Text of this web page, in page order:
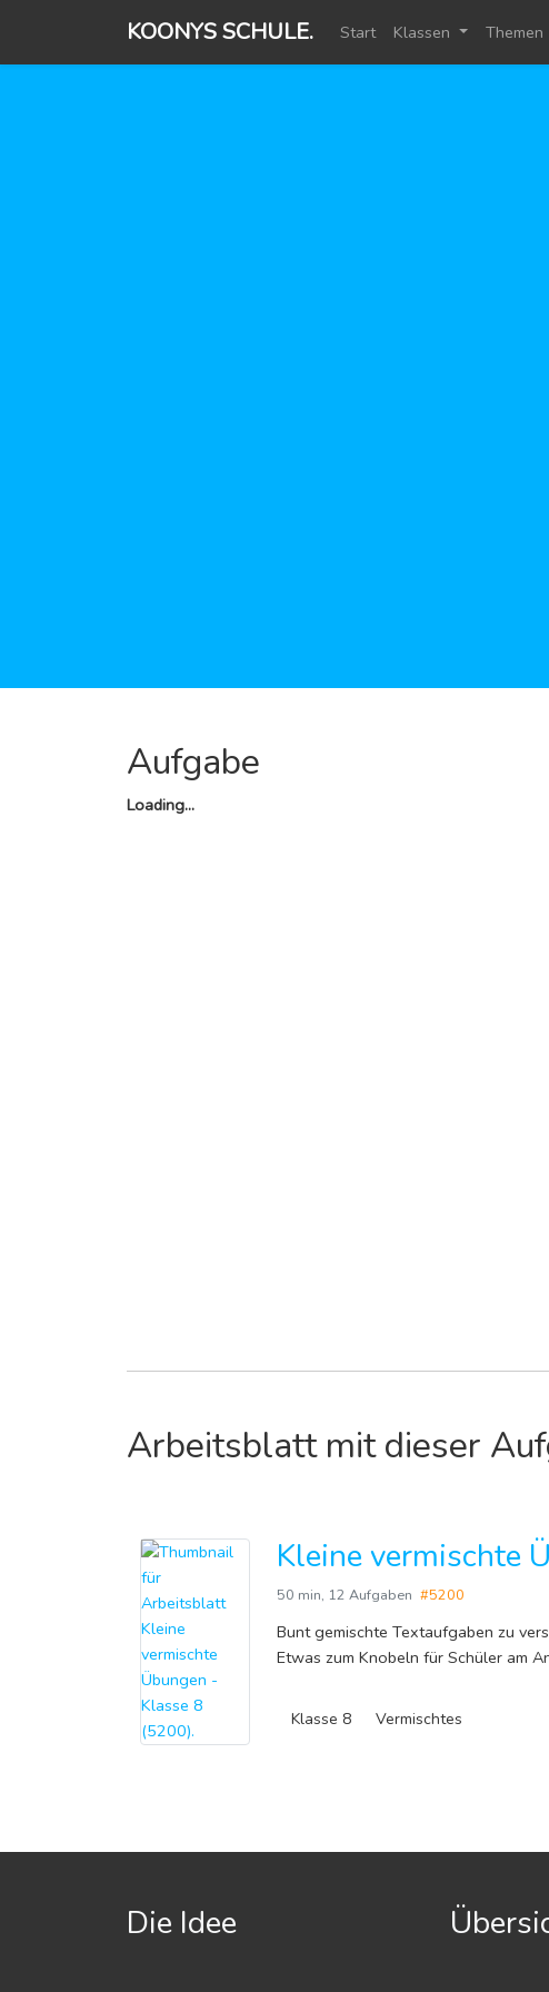
KOONYS SCHULE. Start Klassen Themen
Aufgabe
Arbeitsblatt mit dieser
Kleine vermischte
50 min, 12 Aufgaben #5200
Bunt gemischte Textaufgaben zu
Etwas zum Knobeln für Schüler am
Klasse 8 Vermischtes
Die Idee